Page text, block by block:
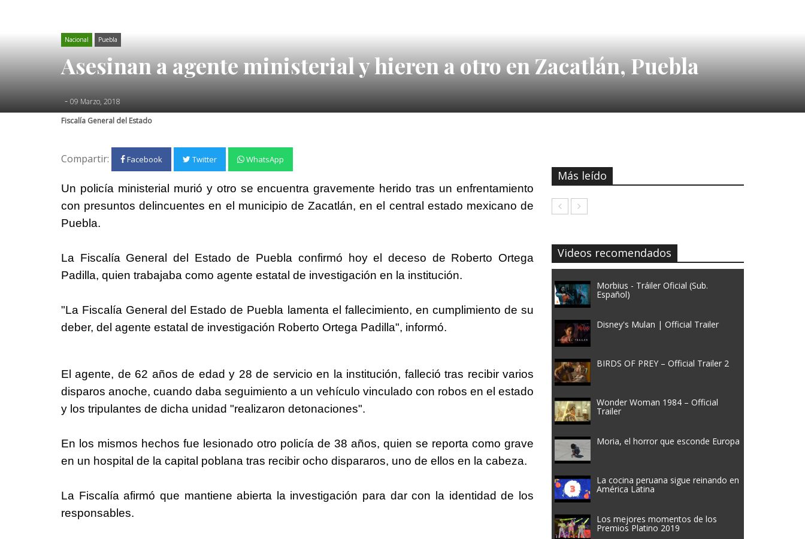
Nacional Puebla
Asesinan a agente ministerial y hieren a otro en Zacatlán, Puebla
- 09 Marzo, 2018
Fiscalía General del Estado
Compartir: Facebook Twitter WhatsApp
Un policía ministerial murió y otro se encuentra gravemente herido tras un enfrentamiento
con presuntos delincuentes en el municipio de Zacatlán, en el central estado mexicano de
Puebla.
La Fiscalía General del Estado de Puebla confirmó hoy el deceso de Roberto Ortega
Padilla, quien trabajaba como agente estatal de investigación en la institución.
"La Fiscalía General del Estado de Puebla lamenta el fallecimiento, en cumplimiento de su
deber, del agente estatal de investigación Roberto Ortega Padilla", informó.
El agente, de 62 años de edad y 28 de servicio en la institución, falleció tras recibir varios
disparos anoche, cuando daba seguimiento a un vehículo vinculado con robos en el estado
y los tripulantes de dicha unidad "realizaron detonaciones".
En los mismos hechos fue lesionado otro policía de 38 años, quien se reporta como grave
en un hospital de la capital poblana tras recibir ocho dispararos, uno de ellos en la cabeza.
La Fiscalía afirmó que mantiene abierta la investigación para dar con la identidad de los
responsables.
Más leído
Videos recomendados
Morbius - Tráiler Oficial (Sub.
Español)
Disney's Mulan | Official Trailer
BIRDS OF PREY – Official Trailer 2
Wonder Woman 1984 – Official
Trailer
Moria, el horror que esconde Europa
La cocina peruana sigue reinando en
América Latina
Los mejores momentos de los
Premios Platino 2019